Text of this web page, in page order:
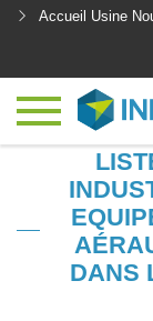
Accueil Usine
DANS